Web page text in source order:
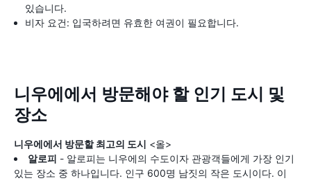
있습니다.
비자 요건: 입국하려면 유효한 여권이 필요합니다.
니우에에서 방문해야 할 인기 도시 및
장소
니우에에서 방문할 최고의 도시 <올>
알로피 - 알로피는 니우에의 수도이자 관광객들에게 가장 인기
있는 장소 중 하나입니다. 인구 600명 남짓의 작은 도시이다. 이